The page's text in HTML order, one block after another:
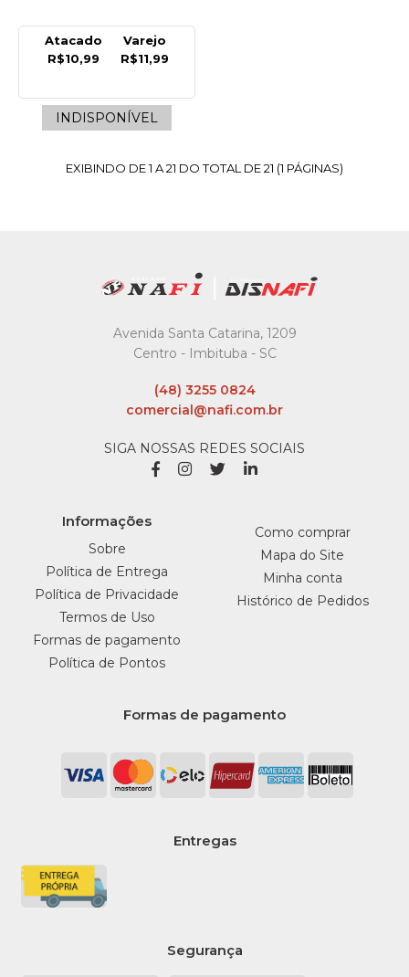
STRAWPLAST
R$2,64
COMPRAR
LISTA DE DESEJO
STRAWPLAST
Taça Champagne
R$10,99
COMPRAR
Taça Champagne Cristal
Pacote C/ 4 Un
R$10,99
COMPARAR
Atacado
R$10,99
Varejo
R$11,99
INDISPONÍVEL
EXIBINDO DE 1 A 21 DO TOTAL DE 21 (1 PÁGINAS)
Avenida Santa Catarina, 1209
Centro - Imbituba - SC
(48) 3255 0824
comercial@nafi.com.br
SIGA NOSSAS REDES SOCIAIS
Informações
Sobre
Política de Entrega
Política de Privacidade
Termos de Uso
Formas de pagamento
Política de Pontos
Como comprar
Mapa do Site
Minha conta
Histórico de Pedidos
Formas de pagamento
Entregas
Segurança